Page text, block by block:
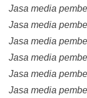
Jasa media
Jasa media
Jasa media
Jasa media
Jasa media
Jasa media